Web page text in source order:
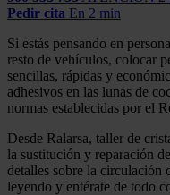
Pedir cita En 2 min
Si estás pensando en
resto de vehículos, colocar
sencillas, rápidas y
adhesivos en las lunas de
normas establecidas por el
Desde Ralarsa, taller de
la sustitución y reparación
detalles sobre la circulación
leyendo y entérate de todo